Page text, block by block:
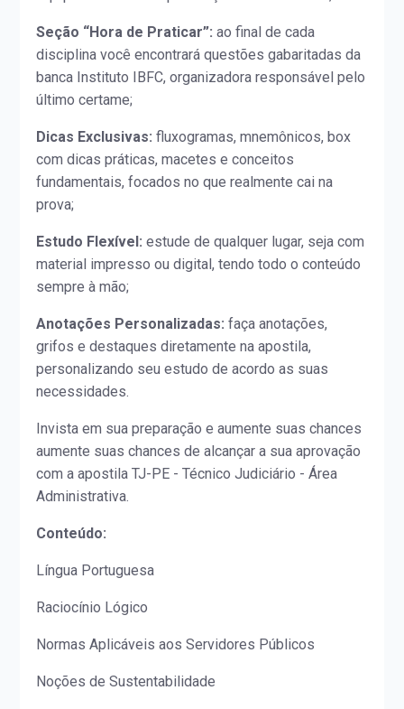
Seção “Hora de Praticar”: ao final de cada
disciplina você encontrará questões gabaritadas da
banca Instituto IBFC, organizadora responsável pelo
último certame;
Dicas Exclusivas: fluxogramas, mnemônicos, box
com dicas práticas, macetes e conceitos
fundamentais, focados no que realmente cai na
prova;
Estudo Flexível: estude de qualquer lugar, seja com
material impresso ou digital, tendo todo o conteúdo
sempre à mão;
Anotações Personalizadas: faça anotações,
grifos e destaques diretamente na apostila,
personalizando seu estudo de acordo as suas
necessidades.
Invista em sua preparação e aumente suas chances
aumente suas chances de alcançar a sua aprovação
com a apostila TJ-PE - Técnico Judiciário - Área
Administrativa.
Conteúdo:
Língua Portuguesa
Raciocínio Lógico
Normas Aplicáveis aos Servidores Públicos
Noções de Sustentabilidade